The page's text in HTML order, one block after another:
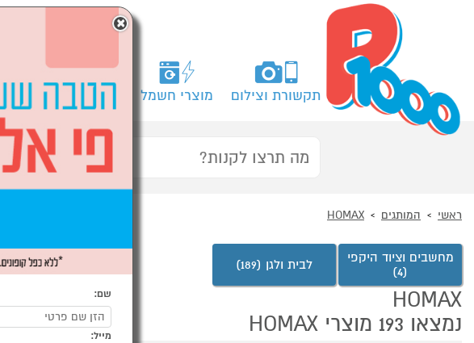
תקשורת וצילום מוצרי חשמל מחשבים וציוד היקפי
ראשי המותגים HOMAX
מחשבים וציוד היקפי
(4)
לבית ולגן (189)
HOMAX
נמצאו 193 מוצרי HOMAX
×
שם:
מייל: